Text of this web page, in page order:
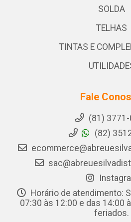
SOLDA
TELHAS
TINTAS E
Fale
(81)
(82)
Horário de atendimento:
07:30 às 12:00 e das 14:00
feriados.